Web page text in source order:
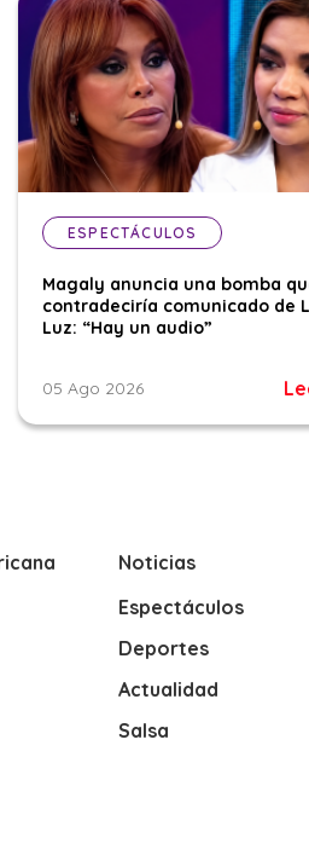
ESPECTÁCULOS
Magaly anuncia una bomba
contradeciría comunicado de
Luz: “Hay un audio”
05 Ago 2026
Noticias
Espectáculos
Deportes
Actualidad
Salsa